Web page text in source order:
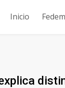
Inicio